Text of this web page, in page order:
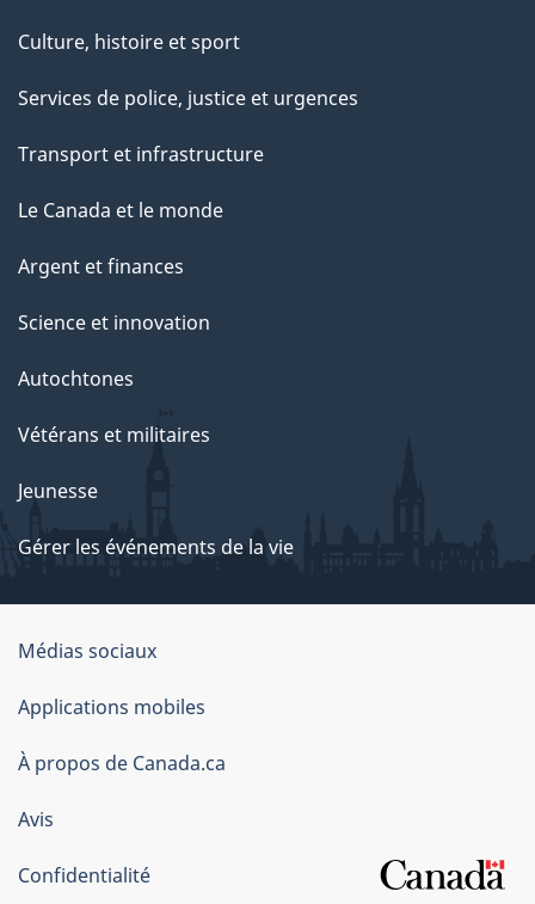
Culture, histoire et sport
Services de police, justice et urgences
Transport et infrastructure
Le Canada et le monde
Argent et finances
Science et innovation
Autochtones
Vétérans et militaires
Jeunesse
Gérer les événements de la vie
Organisation
du
gouvernement
du
Canada
Médias sociaux
Applications mobiles
À propos de Canada.ca
Avis
Confidentialité